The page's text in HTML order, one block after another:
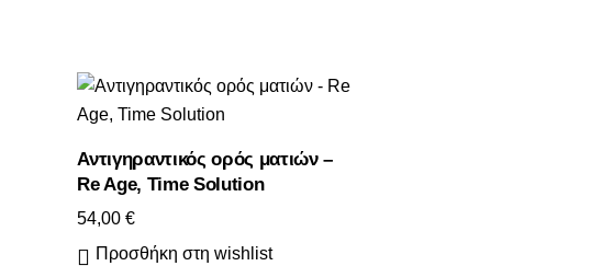
Αντιγηραντικός ορός ματιών –
Re Age, Time Solution
54,00€
Προσθήκη στη wishlist